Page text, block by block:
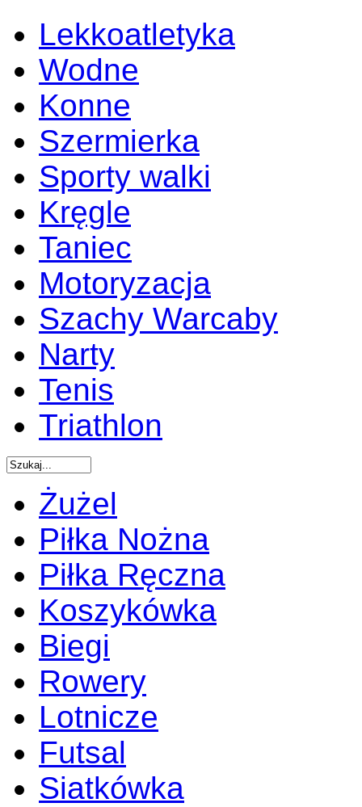
Lekkoatletyka
Wodne
Konne
Szermierka
Sporty walki
Kręgle
Taniec
Motoryzacja
Szachy Warcaby
Narty
Tenis
Triathlon
Żużel
Piłka Nożna
Piłka Ręczna
Koszykówka
Biegi
Rowery
Lotnicze
Futsal
Siatkówka